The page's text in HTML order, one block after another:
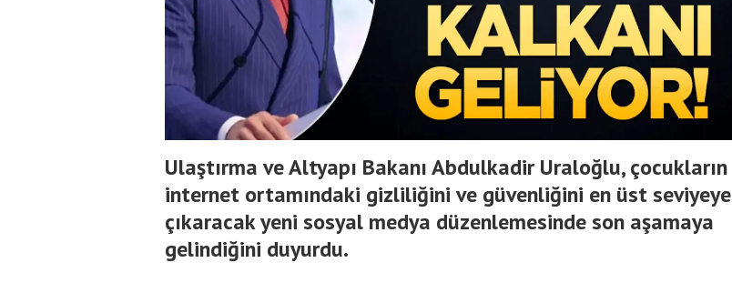
Ulaştırma ve Altyapı Bakanı Abdulkadir Uraloğlu, çocukların
internet ortamındaki gizliliğini ve güvenliğini en üst seviyeye
çıkaracak yeni sosyal medya düzenlemesinde son aşamaya
gelindiğini duyurdu.